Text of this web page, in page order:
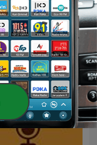
ספר אחד - One Book